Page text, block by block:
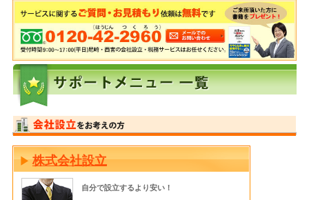
株式会社設立
自分で設立するより安い！